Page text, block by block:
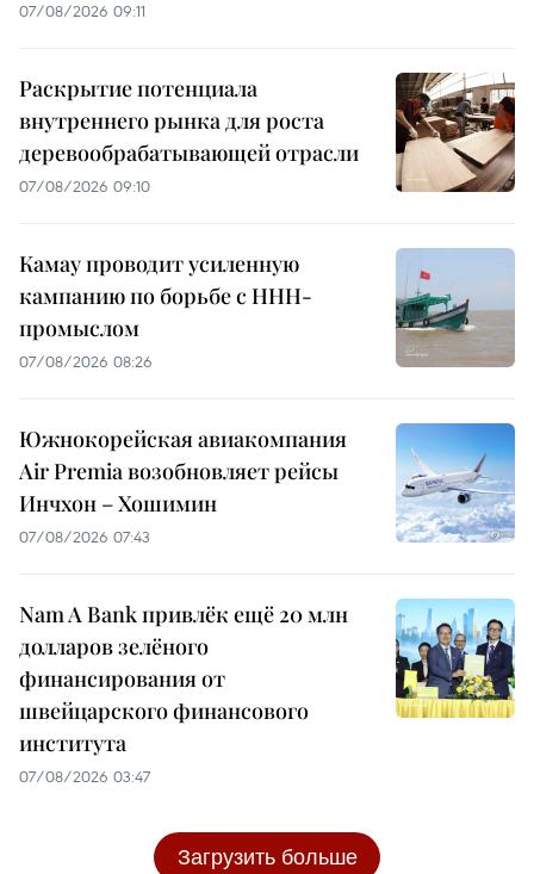
07/08/2026 09:11
Раскрытие потенциала
внутреннего рынка для роста
деревообрабатывающей отрасли
07/08/2026 09:10
Камау проводит усиленную
кампанию по борьбе с ННН-
промыслом
07/08/2026 08:26
Южнокорейская авиакомпания
Air Premia возобновляет рейсы
Инчхон – Хошимин
07/08/2026 07:43
Nam A Bank привлёк ещё 20 млн
долларов зелёного
финансирования от
швейцарского финансового
института
07/08/2026 03:47
Загрузить больше